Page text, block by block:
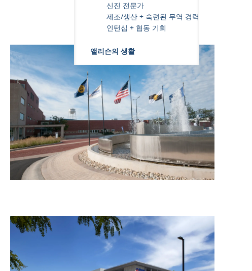
신진 전문가
제조/생산 + 숙련된 무역 경력
인턴십 + 협동 기회
앨리슨의 생활